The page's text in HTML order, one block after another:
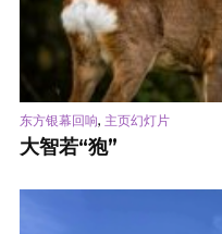
东方银幕回响, 主页幻灯片
大智若“狍”